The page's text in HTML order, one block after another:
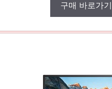
구매 바로가기